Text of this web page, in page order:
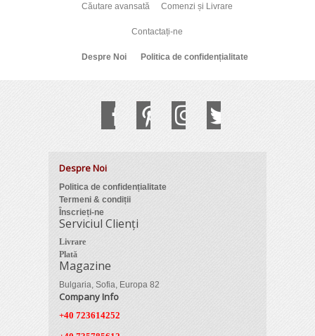
Căutare avansată Comenzi și Livrare
Contactați-ne
Despre Noi Politica de confidențialitate
Despre Noi
Politica de confidențialitate
Termeni & condiții
Înscrieți-ne
Serviciul Clienți
Livrare
Plată
Magazine
Bulgaria, Sofia, Europa 82
Company Info
+40 723614252